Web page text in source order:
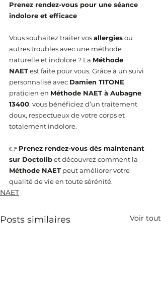
Prenez rendez-vous pour une séance
indolore et efficace
Vous souhaitez traiter vos allergies ou
autres troubles avec une méthode
naturelle et indolore ? La Méthode
NAET est faite pour vous. Grâce à un suivi
personnalisé avec Damien TITONE,
praticien en Méthode NAET à Aubagne
13400, vous bénéficiez d’un traitement
doux, respectueux de votre corps et
totalement indolore.
👉 Prenez rendez-vous dès maintenant
sur Doctolib et découvrez comment la
Méthode NAET peut améliorer votre
qualité de vie en toute sérénité.
NAET
Posts similaires Voir tout